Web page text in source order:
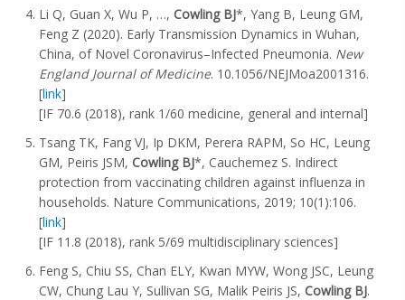
Li Q, Guan X, Wu P, …,Cowling BJ*, Yang B, Leung GM,
Feng Z (2020). Early Transmission Dynamics in Wuhan,
China, of Novel Coronavirus–Infected Pneumonia. New
England Journal of Medicine. 10.1056/NEJMoa2001316.
[link]
[IF 70.6 (2018), rank 1/60 medicine, general and internal]
Tsang TK, Fang VJ, Ip DKM, Perera RAPM, So HC, Leung
GM, Peiris JSM,Cowling BJ*, Cauchemez S. Indirect
protection from vaccinating children against influenza in
households. Nature Communications, 2019; 10(1):106.
[link]
[IF 11.8 (2018), rank 5/69 multidisciplinary sciences]
Feng S, Chiu SS, Chan ELY, Kwan MYW, Wong JSC, Leung
CW, Chung Lau Y, Sullivan SG, Malik Peiris JS,Cowling BJ.